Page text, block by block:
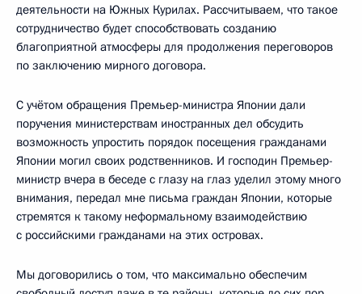
деятельности на Южных Курилах. Рассчитываем, что такое
сотрудничество будет способствовать созданию
благоприятной атмосферы для продолжения переговоров
по заключению мирного договора.
С учётом обращения Премьер-министра Японии дали
поручения министерствам иностранных дел обсудить
возможность упростить порядок посещения гражданами
Японии могил своих родственников. И господин Премьер-
министр вчера в беседе с глазу на глаз уделил этому много
внимания, передал мне письма граждан Японии, которые
стремятся к такому неформальному взаимодействию
с российскими гражданами на этих островах.
Мы договорились о том, что максимально обеспечим